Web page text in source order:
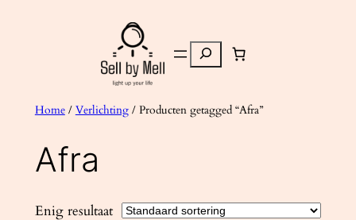
Zoeken
Home/ Verlichting/ Producten getagged “Afra”
Afra
Enig resultaat